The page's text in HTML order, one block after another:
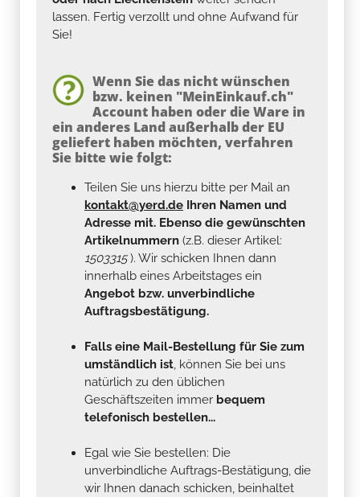
lassen. Fertig verzollt und ohne Aufwand für
Sie!
Wenn Sie das nicht wünschen
bzw. keinen "MeinEinkauf.ch"
Account haben oder die Ware in
ein anderes Land außerhalb der EU
geliefert haben möchten, verfahren
Sie bitte wie folgt:
Teilen Sie uns hierzu bitte per Mail an
kontakt@yerd.de Ihren Namen und
Adresse mit. Ebenso die gewünschten
Artikelnummern (z.B. dieser Artikel:
1503315). Wir schicken Ihnen dann
innerhalb eines Arbeitstages ein
Angebot bzw. unverbindliche
Auftragsbestätigung.
Falls eine Mail-Bestellung für Sie zum
umständlich ist, können Sie bei uns
natürlich zu den üblichen
Geschäftszeiten immer bequem
telefonisch bestellen...
Egal wie Sie bestellen: Die
unverbindliche Auftrags-Bestätigung, die
wir Ihnen danach schicken, beinhaltet